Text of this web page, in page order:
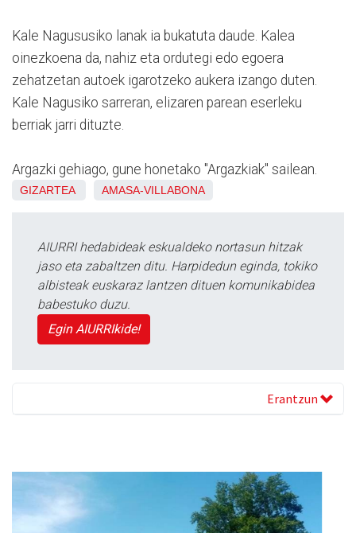
Kale Nagususiko lanak ia bukatuta daude. Kalea
oinezkoena da, nahiz eta ordutegi edo egoera
zehatzetan autoek igarotzeko aukera izango duten.
Kale Nagusiko sarreran, elizaren parean eserleku
berriak jarri dituzte.
Argazki gehiago, gune honetako "Argazkiak" sailean.
GIZARTEA AMASA-VILLABONA
AIURRI hedabideak eskualdeko nortasun hitzak
jaso eta zabaltzen ditu. Harpidedun eginda, tokiko
albisteak euskaraz lantzen dituen komunikabidea
babestuko duzu.
Egin AIURRIkide!
Erantzun